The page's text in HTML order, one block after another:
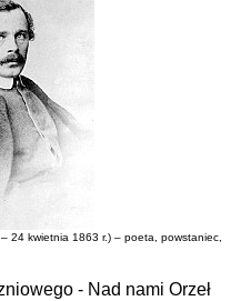
24 kwietnia 1863 r.) – poeta, powstaniec,
- Nad nami Orzeł